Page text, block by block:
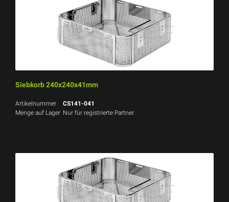
Siebkorb 240x240x41mm
Artikelnummer
CS141-041
Menge auf Lager Nur für registrierte Partner.